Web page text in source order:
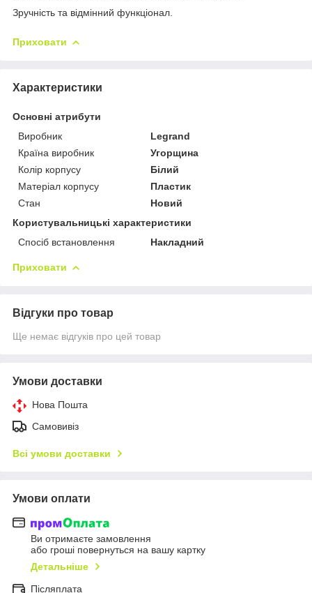
Зручність та відмінний функціонал.
Приховати
Характеристики
Основні атрибути
Виробник
Legrand
Країна виробник
Угорщина
Колір корпусу
Білий
Матеріал корпусу
Пластик
Стан
Новий
Користувальницькі характеристики
Спосіб встановлення
Накладний
Приховати
Відгуки про товар
Ще немає відгуків про цей товар
Умови доставки
Нова Пошта
Самовивіз
Всі умови доставки
Умови оплати
Ви отримаєте замовлення
або гроші повернуться на вашу картку
Детальніше
Післяплата